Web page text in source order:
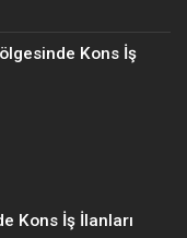
Kons İş
Kons İş İlanları